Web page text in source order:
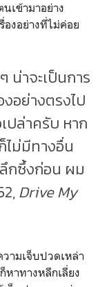
เข้ามาอย่าง
องอย่างที่ไม่ค่อย
น่าจะเป็นการ
อย่างตรงไป
ปล่าครับ หาก
ไม่มีทางอื่น
กซึ้งก่อน ผม
Drive My
ามเจ็บปวดเหล่า
หาทางหลีกเลี่ยง